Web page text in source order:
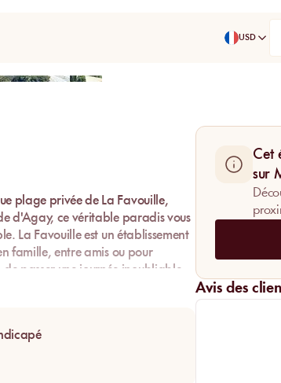
USD
plage privée de La Favouille,
d'Agay, ce véritable paradis vous
La Favouille est un établissement
famille, entre amis ou pour
passer une journée inoubliable
vous à vivre des moments
Raphaël.
Cet
sur
Avis des